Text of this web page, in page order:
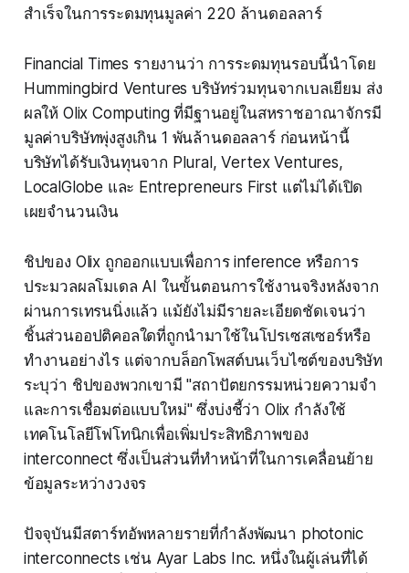
สำเร็จในการระดมทุนมูลค่า 220 ล้านดอลลาร์
Financial Times รายงานว่า การระดมทุนรอบนี้นำโดย
Hummingbird Ventures บริษัทร่วมทุนจากเบลเยียม ส่ง
ผลให้ Olix Computing ที่มีฐานอยู่ในสหราชอาณาจักรมี
มูลค่าบริษัทพุ่งสูงเกิน 1 พันล้านดอลลาร์ ก่อนหน้านี้
บริษัทได้รับเงินทุนจาก Plural, Vertex Ventures,
LocalGlobe และ Entrepreneurs First แต่ไม่ได้เปิด
เผยจำนวนเงิน
ชิปของ Olix ถูกออกแบบเพื่อการ inference หรือการ
ประมวลผลโมเดล AI ในขั้นตอนการใช้งานจริงหลังจาก
ผ่านการเทรนนิ่งแล้ว แม้ยังไม่มีรายละเอียดชัดเจนว่า
ชิ้นส่วนออปติคอลใดที่ถูกนำมาใช้ในโปรเซสเซอร์หรือ
ทำงานอย่างไร แต่จากบล็อกโพสต์บนเว็บไซต์ของบริษัท
ระบุว่า ชิปของพวกเขามี "สถาปัตยกรรมหน่วยความจำ
และการเชื่อมต่อแบบใหม่" ซึ่งบ่งชี้ว่า Olix กำลังใช้
เทคโนโลยีโฟโทนิกเพื่อเพิ่มประสิทธิภาพของ
interconnect ซึ่งเป็นส่วนที่ทำหน้าที่ในการเคลื่อนย้าย
ข้อมูลระหว่างวงจร
ปัจจุบันมีสตาร์ทอัพหลายรายที่กำลังพัฒนา photonic
interconnects เช่น Ayar Labs Inc. หนึ่งในผู้เล่นที่ได้